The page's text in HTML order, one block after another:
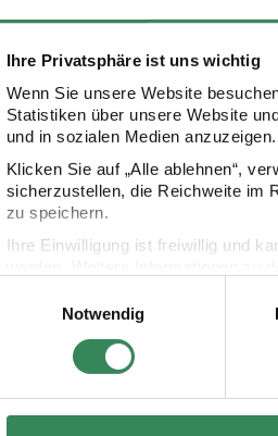
Ihre Privatsphäre ist uns wichtig
Wenn Sie unsere Website
Statistiken über unsere Website
und in sozialen Medien anzuzeigen.
Klicken Sie auf „Alle ablehnen“,
sicherzustellen, die Reichweite im
zu speichern.
Ihre Einwilligung ist freiwillig und
Impressum
Datenschutz
Notwendig